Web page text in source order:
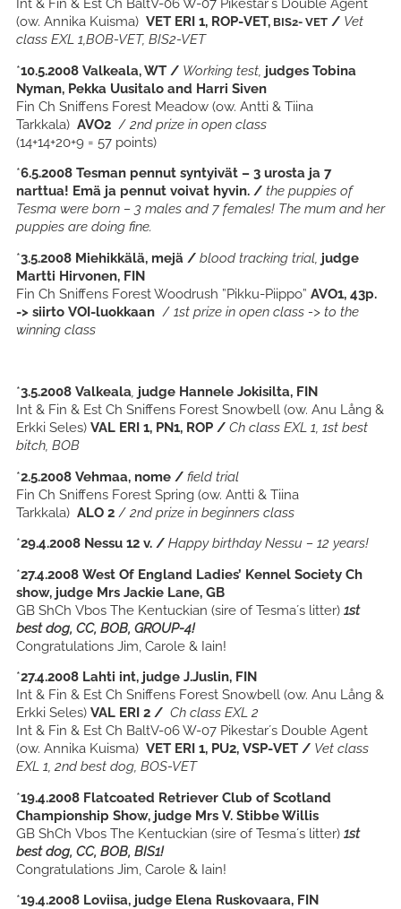
Int & Fin & Est Ch BaltV-06 W-07 Pikestar´s Double Agent
(ow. Annika Kuisma) VET ERI 1, ROP-VET, BIS2- VET / Vet
class EXL 1,BOB-VET, BIS2-VET
*10.5.2008 Valkeala, WT / Working test, judges Tobina
Nyman, Pekka Uusitalo and Harri Siven
Fin Ch Sniffens Forest Meadow (ow. Antti & Tiina
Tarkkala) AVO2 / 2nd prize in open class
(14+14+20+9 = 57 points)
*6.5.2008 Tesman pennut syntyivät – 3 urosta ja 7
narttua! Emä ja pennut voivat hyvin. / the puppies of
Tesma were born – 3 males and 7 females! The mum and her
puppies are doing fine.
*3.5.2008 Miehikkälä, mejä / blood tracking trial, judge
Martti Hirvonen, FIN
Fin Ch Sniffens Forest Woodrush ”Pikku-Piippo” AVO1, 43p.
-> siirto VOI-luokkaan / 1st prize in open class -> to the
winning class
*3.5.2008 Valkeala judge Hannele Jokisilta, FIN
Int & Fin & Est Ch Sniffens Forest Snowbell (ow. Anu Lång &
Erkki Seles) VAL ERI 1, PN1, ROP / Ch class EXL 1, 1st best
bitch, BOB
*2.5.2008 Vehmaa, nome / field trial
Fin Ch Sniffens Forest Spring (ow. Antti & Tiina
Tarkkala) ALO 2 / 2nd prize in beginners class
*29.4.2008 Nessu 12 v. / Happy birthday Nessu – 12 years!
*27.4.2008 West Of England Ladies’ Kennel Society Ch
show, judge Mrs Jackie Lane, GB
GB ShCh Vbos The Kentuckian (sire of Tesma´s litter) 1st
best dog, CC, BOB, GROUP-4!
Congratulations Jim, Carole & Iain!
*27.4.2008 Lahti int, judge J.Juslin, FIN
Int & Fin & Est Ch Sniffens Forest Snowbell (ow. Anu Lång &
Erkki Seles) VAL ERI 2 / Ch class EXL 2
Int & Fin & Est Ch BaltV-06 W-07 Pikestar´s Double Agent
(ow. Annika Kuisma) VET ERI 1, PU2, VSP-VET / Vet class
EXL 1, 2nd best dog, BOS-VET
*19.4.2008 Flatcoated Retriever Club of Scotland
Championship Show, judge Mrs V. Stibbe Willis
GB ShCh Vbos The Kentuckian (sire of Tesma´s litter) 1st
best dog, CC, BOB, BIS1!
Congratulations Jim, Carole & Iain!
*19.4.2008 Loviisa, judge Elena Ruskovaara, FIN